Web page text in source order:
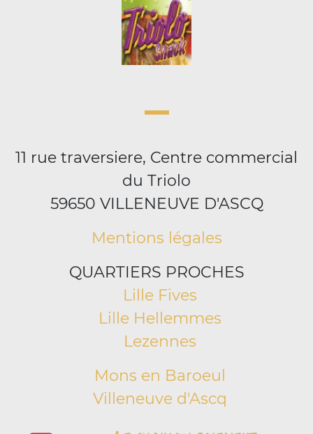
11 rue traversiere, Centre commercial
du Triolo
59650 VILLENEUVE D'ASCQ
Mentions légales
QUARTIERS PROCHES
Lille Fives
Lille Hellemmes
Lezennes
Mons en Baroeul
Villeneuve d'Ascq